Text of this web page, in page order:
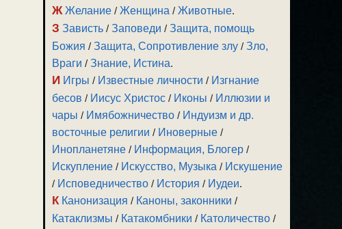
Ж Желание /Женщина /Животные.
З Зависть /Заповеди /Защита, помощь
Божия /Защита, Сопротивление злу /Зло,
Враги /Знание, Истина.
И Игры / Известные личности / Изгнание
бесов / Иисус Христос / Иконы / Иллюзии и
чары / Имябожничество / Индуизм и др.
восточные религии / Иноверные /
Инопланетяне / Информация, Блогер /
Искупление / Искусство, Музыка / Искушение
/ Исповедничество / История / Иудеи.
К Канонизация / Каноны, законники /
Катаклизмы / Катакомбники / Католичество /